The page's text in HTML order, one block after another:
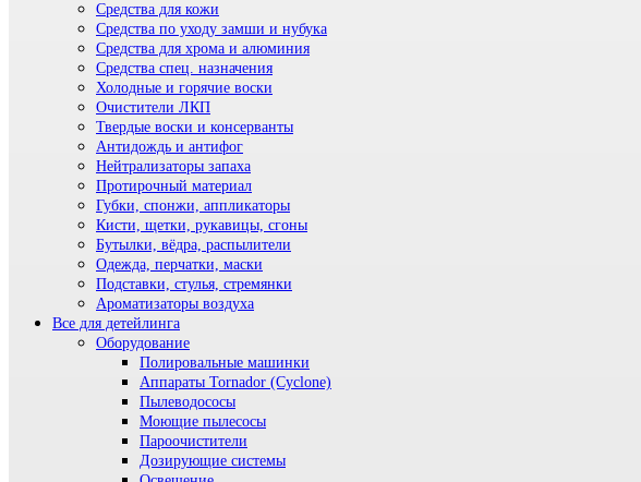
Средства для кожи
Средства по уходу замши и нубука
Средства для хрома и алюминия
Средства спец. назначения
Холодные и горячие воски
Очистители ЛКП
Твердые воски и консерванты
Антидождь и антифог
Нейтрализаторы запаха
Протирочный материал
Губки, спонжи, аппликаторы
Кисти, щетки, рукавицы, сгоны
Бутылки, вёдра, распылители
Одежда, перчатки, маски
Подставки, стулья, стремянки
Ароматизаторы воздуха
Все для детейлинга
Оборудование
Полировальные машинки
Аппараты Tornador (Cyclone)
Пылеводососы
Моющие пылесосы
Пароочистители
Дозирующие системы